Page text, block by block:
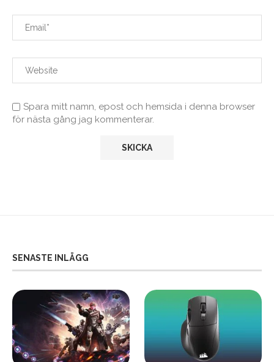
Spara mitt namn, epost och hemsida i denna browser
för nästa gång jag kommenterar.
SENASTE INLÄGG